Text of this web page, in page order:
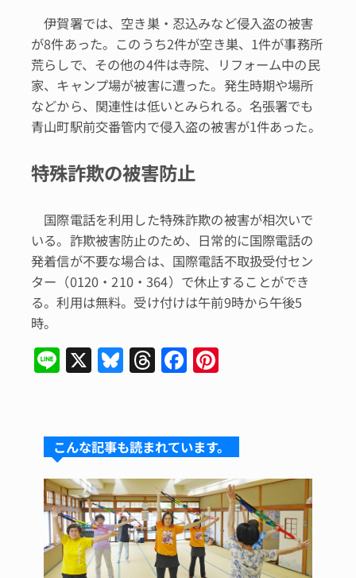
伊賀署では、空き巣・忍込みなど侵入盗の被害
が8件あった。このうち2件が空き巣、1件が事務所
荒らしで、その他の4件は寺院、リフォーム中の民
家、キャンプ場が被害に遭った。発生時期や場所
などから、関連性は低いとみられる。名張署でも
青山町駅前交番管内で侵入盗の被害が1件あった。
特殊詐欺の被害防止
国際電話を利用した特殊詐欺の被害が相次いで
いる。詐欺被害防止のため、日常的に国際電話の
発着信が不要な場合は、国際電話不取扱受付セン
ター（0120・210・364）で休止することができ
る。利用は無料。受け付けは午前9時から午後5
時。
Li
n
X Bl
u
s
k
y
T
hr
a
d
s
F
a
e
b
o
o
k
re
st
こんな記事も読まれています。